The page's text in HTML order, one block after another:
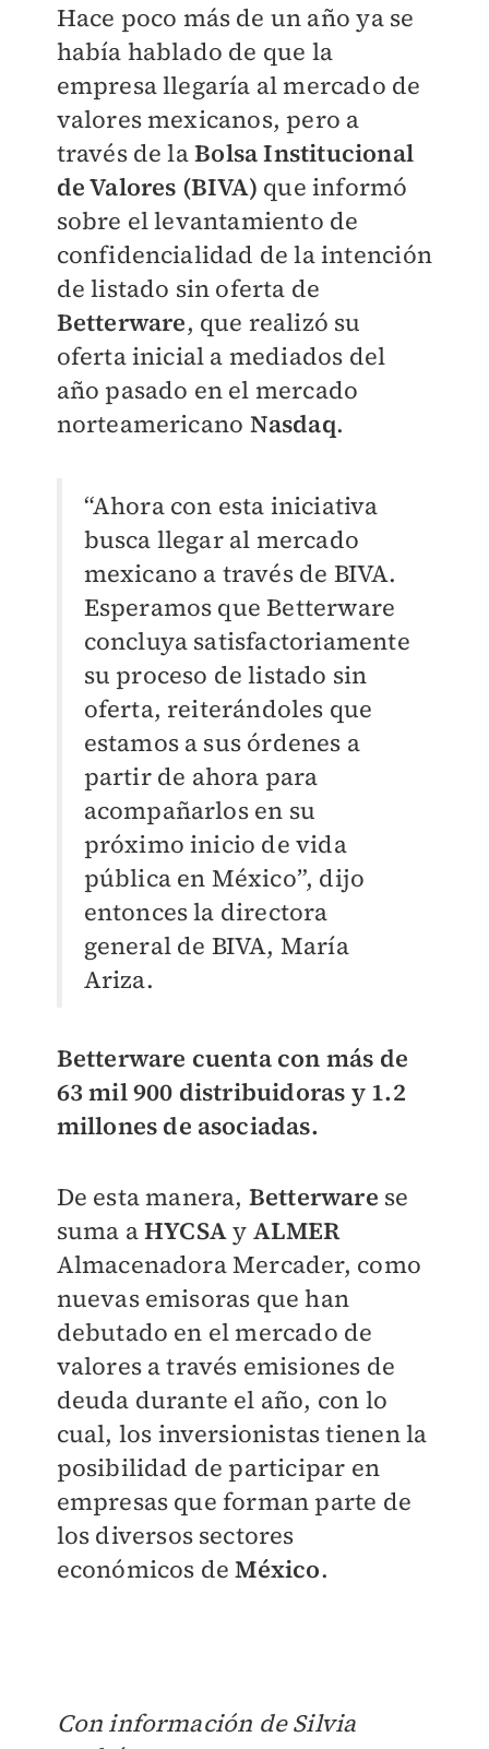
Hace poco más de un año ya se
había hablado de que la
empresa llegaría al mercado de
valores mexicanos, pero a
través de laBolsa Institucional
de Valores (BIVA) que informó
sobre el levantamiento de
confidencialidad de la intención
de listado sin oferta de
Betterware, que realizó su
oferta inicial a mediados del
año pasado en el mercado
norteamericano Nasdaq.
“Ahora con esta iniciativa
busca llegar al mercado
mexicano a través de BIVA.
Esperamos que Betterware
concluya satisfactoriamente
su proceso de listado sin
oferta, reiterándoles que
estamos a sus órdenes a
partir de ahora para
acompañarlos en su
próximo inicio de vida
pública en México”, dijo
entonces la directora
general de BIVA, María
Ariza.
Betterware cuenta con más de
63 mil 900 distribuidoras y 1.2
millones de asociadas.
De esta manera, Betterware se
suma aHYCSAy ALMER
Almacenadora Mercader, como
nuevas emisoras que han
debutado en el mercado de
valores a través emisiones de
deuda durante el año, con lo
cual, los inversionistas tienen la
posibilidad de participar en
empresas que forman parte de
los diversos sectores
económicos deMéxico.
Con información de Silvia